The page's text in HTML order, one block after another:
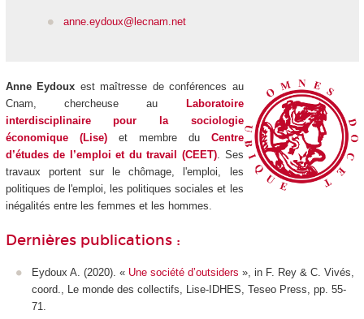
anne.eydoux@lecnam.net
Anne Eydoux est maîtresse de conférences au
Cnam, chercheuse au
Laboratoire
interdisciplinaire pour la sociologie
économique (Lise)
et membre du Centre
d’études de l’emploi et du travail (CEET). Ses
travaux portent sur le chômage, l'emploi, les
politiques de l'emploi, les politiques sociales et les
inégalités entre les femmes et les hommes.
Dernières publications :
Eydoux A. (2020). « Une société d’outsiders », in F. Rey & C. Vivés,
coord., Le monde des collectifs , Lise-IDHES, Teseo Press, pp. 55-
71.